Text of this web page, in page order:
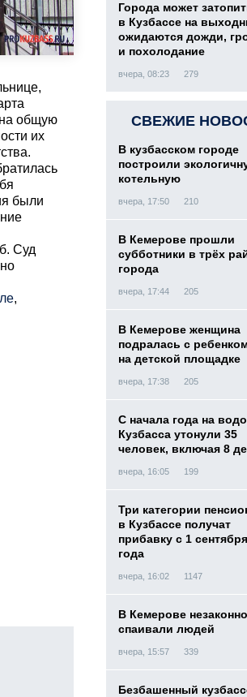
общую
их
были
Суд
,
Города может
в Кузбассе на
ожидаются дожди,
и похолодание
вчера, 08:23 279
СВЕЖИЕ
В кузбасском городе
построили
котельную
вчера, 17:50 210
В Кемерове прошли
субботники в трёх
города
вчера, 17:44 205
В Кемерове женщина
подралась с
на детской площадке
вчера, 17:38 205
С начала года на
Кузбасса утонули 35
человек, включая 8
вчера, 16:05 199
Три категории
в Кузбассе получат
прибавку с 1
года
вчера, 16:02 1147
В Кемерове незаконно
спаивали людей
вчера, 15:57 339
Безбашенный